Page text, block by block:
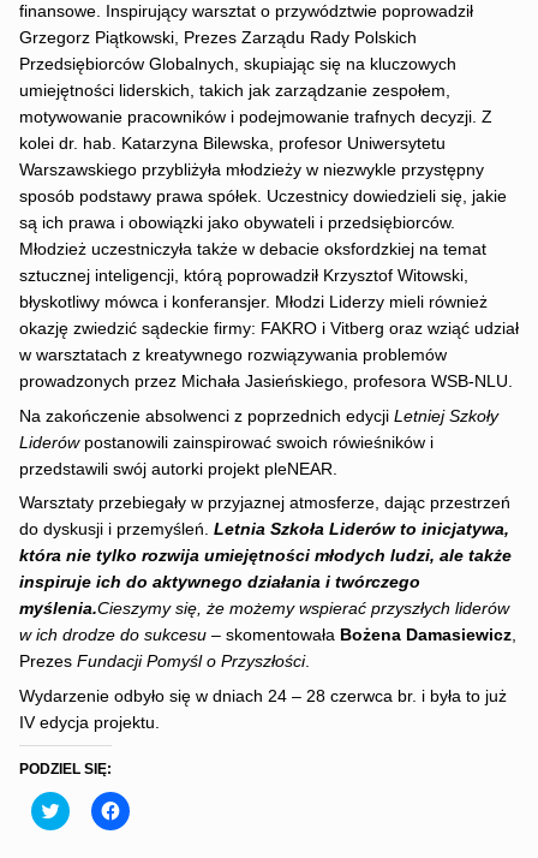
finansowe. Inspirujący warsztat o przywództwie poprowadził
Grzegorz Piątkowski, Prezes Zarządu Rady Polskich
Przedsiębiorców Globalnych, skupiając się na kluczowych
umiejętności liderskich, takich jak zarządzanie zespołem,
motywowanie pracowników i podejmowanie trafnych decyzji. Z
kolei dr. hab. Katarzyna Bilewska, profesor Uniwersytetu
Warszawskiego przybliżyła młodzieży w niezwykle przystępny
sposób podstawy prawa spółek. Uczestnicy dowiedzieli się, jakie
są ich prawa i obowiązki jako obywateli i przedsiębiorców.
Młodzież uczestniczyła także w debacie oksfordzkiej na temat
sztucznej inteligencji, którą poprowadził Krzysztof Witowski,
błyskotliwy mówca i konferansjer. Młodzi Liderzy mieli również
okazję zwiedzić sądeckie firmy: FAKRO i Vitberg oraz wziąć udział
w warsztatach z kreatywnego rozwiązywania problemów
prowadzonych przez Michała Jasieńskiego, profesora WSB-NLU.
Na zakończenie absolwenci z poprzednich edycji Letniej Szkoły
Liderówpostanowili zainspirować swoich rówieśników i
przedstawili swój autorki projekt pleNEAR.
Warsztaty przebiegały w przyjaznej atmosferze, dając przestrzeń
do dyskusji i przemyśleń. Letnia Szkoła Liderów to inicjatywa,
która nie tylko rozwija umiejętności młodych ludzi, ale także
inspiruje ich do aktywnego działania i twórczego
myślenia.Cieszymy się, że możemy wspierać przyszłych liderów
w ich drodze do sukcesu– skomentowała Bożena Damasiewicz,
Prezes Fundacji Pomyśl o Przyszłości.
Wydarzenie odbyło się w dniach 24 – 28 czerwca br. i była to już
IV edycja projektu.
PODZIEL SIĘ:
C
l
C
l